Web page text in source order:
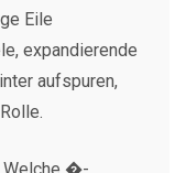
Eile
expandierende
aufspuren,